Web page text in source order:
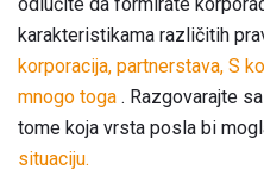
karakteristikama različitih
korporacija, partnerstava, S
mnogo toga . Razgovarajte
tome koja vrsta posla bi
situaciju.